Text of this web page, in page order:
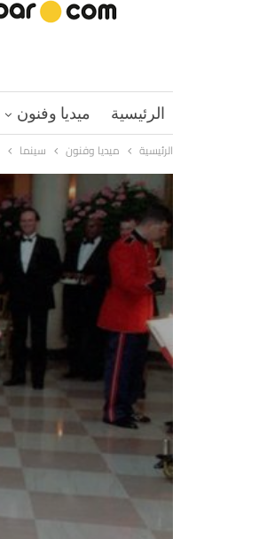
الرئيسية ميديا وفنون
الرئيسية
ميديا وفنون سينما